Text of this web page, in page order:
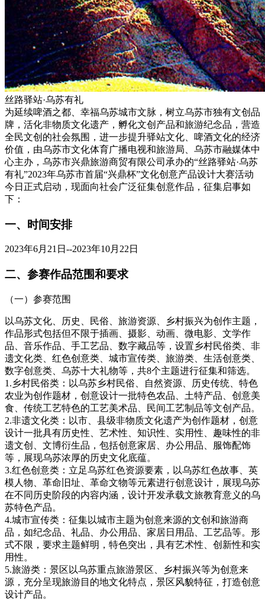
丝路驿站·乌苏有礼
为延续啤酒之都、幸福乌苏城市文脉，树立乌苏市独有文创品
牌，活化非物质文化遗产，孵化文创产品和旅游纪念品，营造
全民文创的社会氛围，进一步提升驿站文化、啤酒文化的经济
价值，由乌苏市文化体育广播电视和旅游局、乌苏市融媒体中
心主办，乌苏市兴鼎旅游商贸有限公司承办的“丝路驿站·乌苏
有礼”2023年乌苏市首届“兴鼎杯”文化创意产品设计大赛活动
今日正式启动，现面向社会广泛征集创意作品，征集启事如
下：
一、时间安排
2023年6月21日--2023年10月22日
二、参赛作品范围和要求
（一）参赛范围
以乌苏文化、历史、民俗、旅游资源、乡村振兴为创作主题，
作品形式包括但不限于插画、摄影、动画、微电影、文学作
品、音乐作品、手工艺品、数字藏品等，设置乡村民俗类、非
遗文化类、红色创意类、城市宣传类、旅游类、生活创意类、
数字创意类、乌苏十大礼物等，共8个主题进行征集和筛选。
1.乡村民俗类：以乌苏乡村民俗、自然资源、历史传统、特色
农业为创作题材，创意设计一批特色农品、土特产品、创意美
食、传统工艺特色的工艺美术品、民间工艺制品等文创产品。
2.非遗文化类：以市、县级非物质文化遗产为创作题材，创意
设计一批具有历史性、艺术性、知识性、实用性、趣味性的非
遗文创、文博衍生品，包括创意家居、办公用品、服饰配饰
等，展现乌苏浓厚的历史文化底蕴。
3.红色创意类：立足乌苏红色资源要素，以乌苏红色故事、英
模人物、革命旧址、革命文物等元素进行创意设计，展现乌苏
在不同历史阶段的内容内涵，设计开发承载文旅教育意义的乌
苏特色产品。
4.城市宣传类：征集以城市主题为创意来源的文创和旅游商
品，如纪念品、礼品、办公用品、家居日用品、工艺品等。形
式不限，要求主题鲜明，特色突出，具有艺术性、创新性和实
用性。
5.旅游类：景区以乌苏重点旅游景区、乡村振兴等为创意来
源，充分呈现旅游目的地文化特点，景区风貌特征，打造创意
设计产品。